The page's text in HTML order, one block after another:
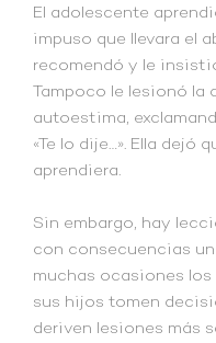
El adolescente
impuso que llevara el
recomendó y le
Tampoco le lesionó la
autoestima,
«Te lo dije…». Ella dejó
aprendiera.
Sin embargo, hay
con consecuencias
muchas ocasiones
sus hijos tomen
deriven lesiones más